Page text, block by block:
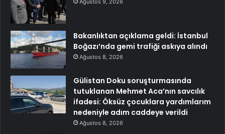
Ağustos 9, 2026
Bakanlıktan açıklama geldi: İstanbul
Boğazı’nda gemi trafiği askıya alındı
Ağustos 8, 2026
Gülistan Doku soruşturmasında
tutuklanan Mehmet Aca’nın savcılık
ifadesi: Öksüz çocuklara yardımlarım
nedeniyle adım caddeye verildi
Ağustos 8, 2026